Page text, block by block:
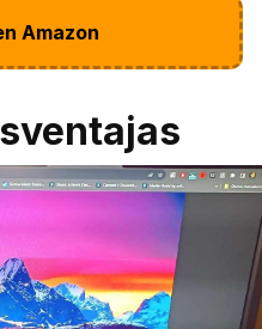
Amazon